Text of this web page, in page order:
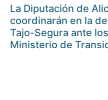
La Diputación de
coordinarán en la
Tajo-Segura ante
Ministerio de